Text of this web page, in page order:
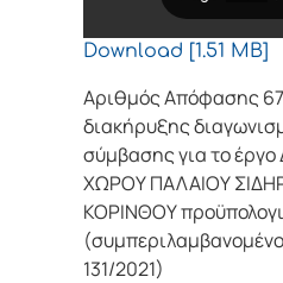
Download [1.51 MB]
Αριθμός Απόφασης
διακήρυξης
σύμβασης για το
ΧΩΡΟΥ ΠΑΛΑΙΟΥ
ΚΟΡΙΝΘΟΥ
131/2021)